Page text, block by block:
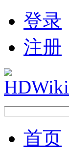
登录
注册
首页